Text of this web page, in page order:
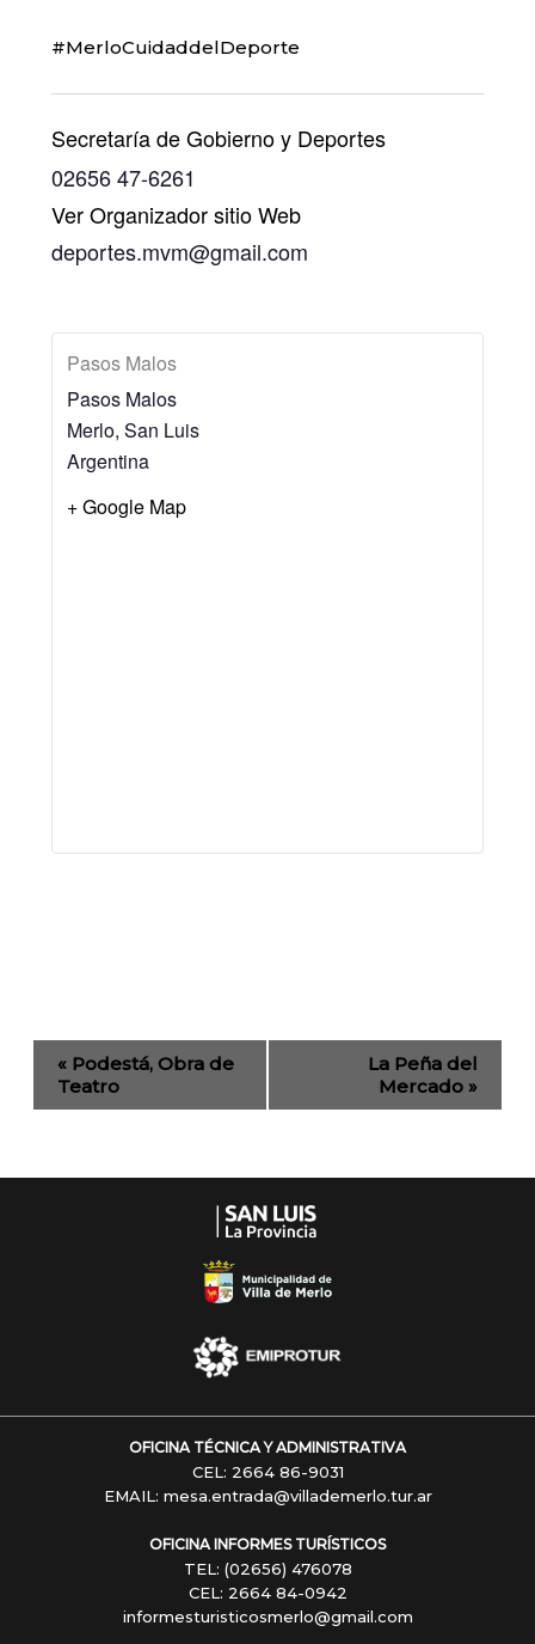
#MerloCuidaddelDeporte
Secretaría de Gobierno y Deportes
02656 47-6261
Ver Organizador sitio Web
deportes.mvm@gmail.com
Pasos Malos
Pasos Malos
Merlo, San Luis
Argentina
+ Google Map
Evento
Navegación
« Podestá, Obra de
Teatro
La Peña del
Mercado »
OFICINA TÉCNICA Y ADMINISTRATIVA
CEL: 2664 86-9031
EMAIL: mesa.entrada@villademerlo.tur.ar
OFICINA INFORMES TURÍSTICOS
TEL: (02656) 476078
CEL: 2664 84-0942
informesturisticosmerlo@gmail.com